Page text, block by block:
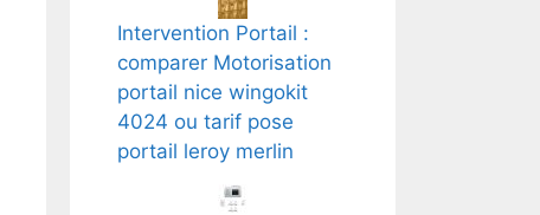
Intervention Portail :
comparer Motorisation
portail nice wingokit
4024 ou tarif pose
portail leroy merlin